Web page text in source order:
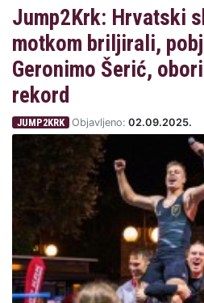
Jump2Krk: Hrvatski
motkom briljirali,
Geronimo Šerić,
rekord
JUMP2KRK Objavljeno: 02.09.2025.